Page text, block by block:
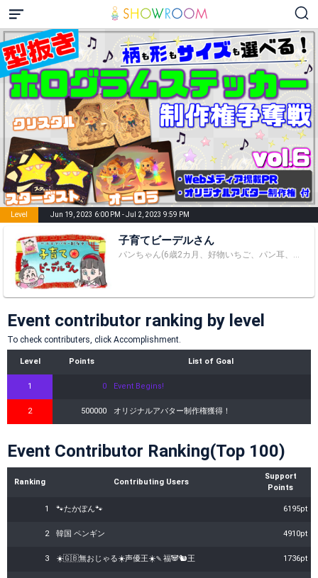
Level Jun 19, 2023 6:00 PM - Jul 2, 2023 9:59 PM
子育てビーデルさん
パンちゃん(6歳2カ月、好物いちご、パン耳、ポテト、から揚げ、納豆、卵焼き、海老、ベーコン)育て中のビーデルよ。 大相撲コレクションをされてる方はbideru3にフレンド申請よ！みんなで力士のカードを集めましょ！ https://sumo.orical.jp/ ーーーーーーーーーーーーー 【最近のあらすじ】 悟飯の仕事の忙しさに、相変わらず振り回されるビーデル。新たな住居に引越し、もうすぐ三年。パンの身長がぐんぐん伸びる一方、ビーデルは体重がどんどん増えていく。ダンス教室に通うようになり最近はチアダンスもできるパン。ついに来年は小学一年生だ。パンの成長とビーデルの巨大化を生暖かく見守ろう。 ーーーーーーーーーーーーー 【パンちゃんが最近覚えた言葉】 かたじけない、さらばでござる
Event contributor ranking by level
To check contributers, click Accomplishment.
Level Points List of Goal
1 0 Event Begins!
2 500000 オリジナルアバター制作権獲得！
Event Contributor Ranking(Top 100)
Ranking Contributing Users
Support
Points
1 🐾たかぽん🐾 6195pt
2 韓国 ペンギン 4910pt
3 ☀️🇬🇧無おじゃる☀️‪声優王☀️‬🍡福🐼🐿王 1736pt